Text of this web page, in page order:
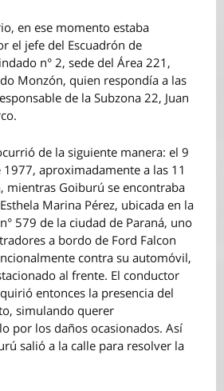
en ese momento estaba
el jefe del Escuadrón de
n° 2, sede del Área 221,
Monzón, quien respondía a las
de la Subzona 22, Juan
de la siguiente manera: el 9
aproximadamente a las 11
mientras Goiburú se encontraba
Marina Pérez, ubicada en la
579 de la ciudad de Paraná, uno
a bordo de Ford Falcon
contra su automóvil,
al frente. El conductor
entonces la presencia del
simulando querer
por los daños ocasionados. Así
salió a la calle para resolver la